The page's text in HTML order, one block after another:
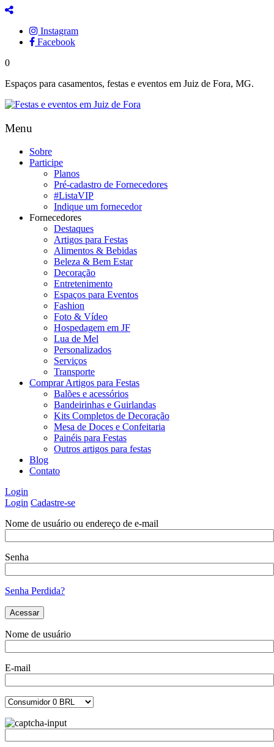
Instagram
Facebook
0
Espaços para casamentos, festas e eventos em Juiz de Fora, MG.
Menu
Sobre
Participe
Planos
Pré-cadastro de Fornecedores
#ListaVIP
Indique um fornecedor
Fornecedores
Destaques
Artigos para Festas
Alimentos & Bebidas
Beleza & Bem Estar
Decoração
Entretenimento
Espaços para Eventos
Fashion
Foto & Vídeo
Hospedagem em JF
Lua de Mel
Personalizados
Serviços
Transporte
Comprar Artigos para Festas
Balões e acessórios
Bandeirinhas e Guirlandas
Kits Completos de Decoração
Mesa de Doces e Confeitaria
Painéis para Festas
Outros artigos para festas
Blog
Contato
Login
Login Cadastre-se
Nome de usuário ou endereço de e-mail
Senha
Senha Perdida?
Nome de usuário
E-mail